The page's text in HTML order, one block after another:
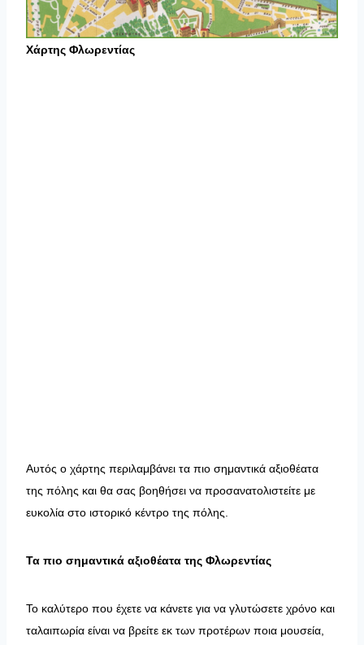
Χάρτης Φλωρεντίας
Αυτός ο χάρτης περιλαμβάνει τα πιο σημαντικά αξιοθέατα
της πόλης και θα σας βοηθήσει να προσανατολιστείτε με
ευκολία στο ιστορικό κέντρο της πόλης.
Τα πιο σημαντικά αξιοθέατα της Φλωρεντίας
Το καλύτερο που έχετε να κάνετε για να γλυτώσετε χρόνο και
ταλαιπωρία είναι να βρείτε εκ των προτέρων ποια μουσεία,